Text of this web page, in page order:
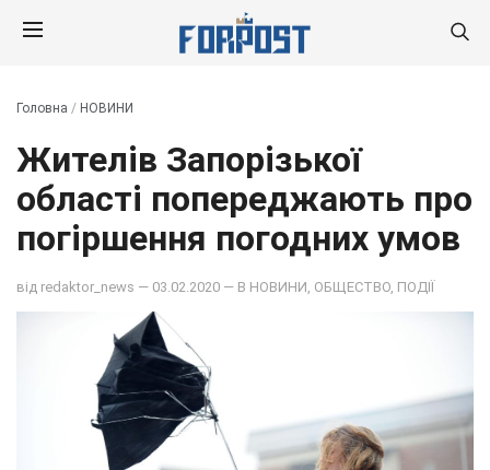
Головна / НОВИНИ
Жителів Запорізької
області попереджають про
погіршення погодних умов
від redaktor_news — 03.02.2020 — В НОВИНИ ОБЩЕСТВО ПОДІЇ